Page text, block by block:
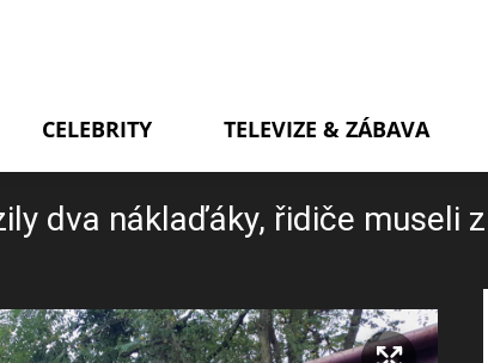
CELEBRITY TELEVIZE & ZÁBAVA
dva náklaďáky, řidiče museli